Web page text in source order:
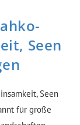
Seen
Seen
für große